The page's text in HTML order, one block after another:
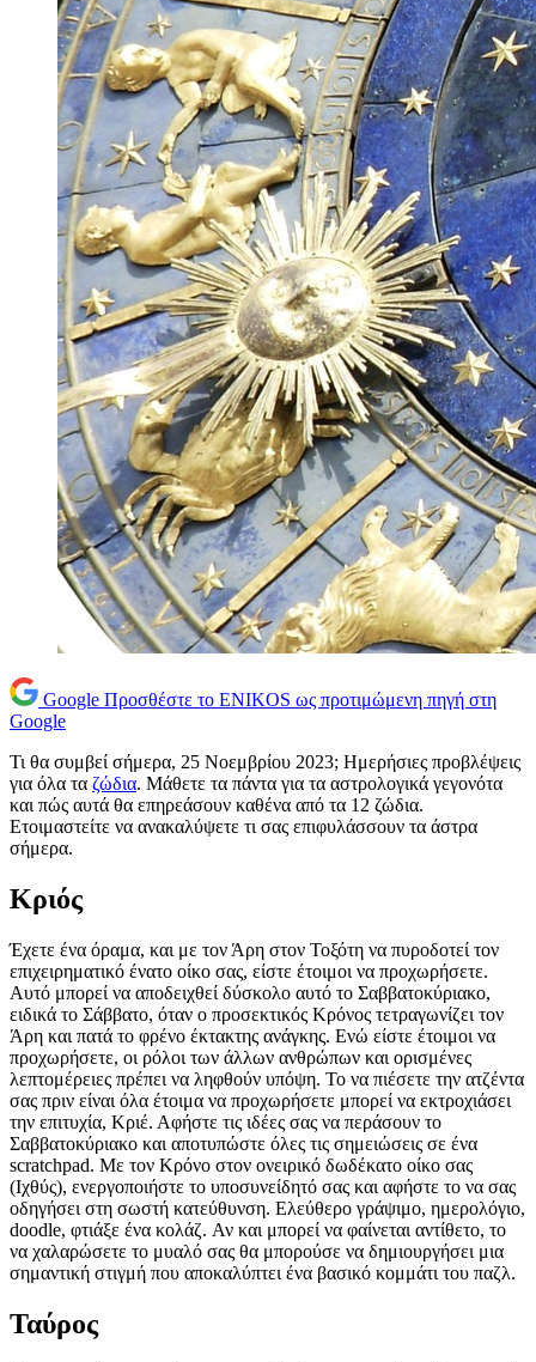
Google Προσθέστε το ENIKOS ως προτιμώμενη πηγή στη
Google
Τι θα συμβεί σήμερα, 25 Νοεμβρίου 2023; Ημερήσιες προβλέψεις
για όλα τα ζώδια. Μάθετε τα πάντα για τα αστρολογικά γεγονότα
και πώς αυτά θα επηρεάσουν καθένα από τα 12 ζώδια.
Ετοιμαστείτε να ανακαλύψετε τι σας επιφυλάσσουν τα άστρα
σήμερα.
Κριός
Έχετε ένα όραμα, και με τον Άρη στον Τοξότη να πυροδοτεί τον
επιχειρηματικό ένατο οίκο σας, είστε έτοιμοι να προχωρήσετε.
Αυτό μπορεί να αποδειχθεί δύσκολο αυτό το Σαββατοκύριακο,
ειδικά το Σάββατο, όταν ο προσεκτικός Κρόνος τετραγωνίζει τον
Άρη και πατά το φρένο έκτακτης ανάγκης. Ενώ είστε έτοιμοι να
προχωρήσετε, οι ρόλοι των άλλων ανθρώπων και ορισμένες
λεπτομέρειες πρέπει να ληφθούν υπόψη. Το να πιέσετε την ατζέντα
σας πριν είναι όλα έτοιμα να προχωρήσετε μπορεί να εκτροχιάσει
την επιτυχία, Κριέ. Αφήστε τις ιδέες σας να περάσουν το
Σαββατοκύριακο και αποτυπώστε όλες τις σημειώσεις σε ένα
scratchpad. Με τον Κρόνο στον ονειρικό δωδέκατο οίκο σας
(Ιχθύς), ενεργοποιήστε το υποσυνείδητό σας και αφήστε το να σας
οδηγήσει στη σωστή κατεύθυνση. Ελεύθερο γράψιμο, ημερολόγιο,
doodle, φτιάξε ένα κολάζ. Αν και μπορεί να φαίνεται αντίθετο, το
να χαλαρώσετε το μυαλό σας θα μπορούσε να δημιουργήσει μια
σημαντική στιγμή που αποκαλύπτει ένα βασικό κομμάτι του παζλ.
Ταύρος